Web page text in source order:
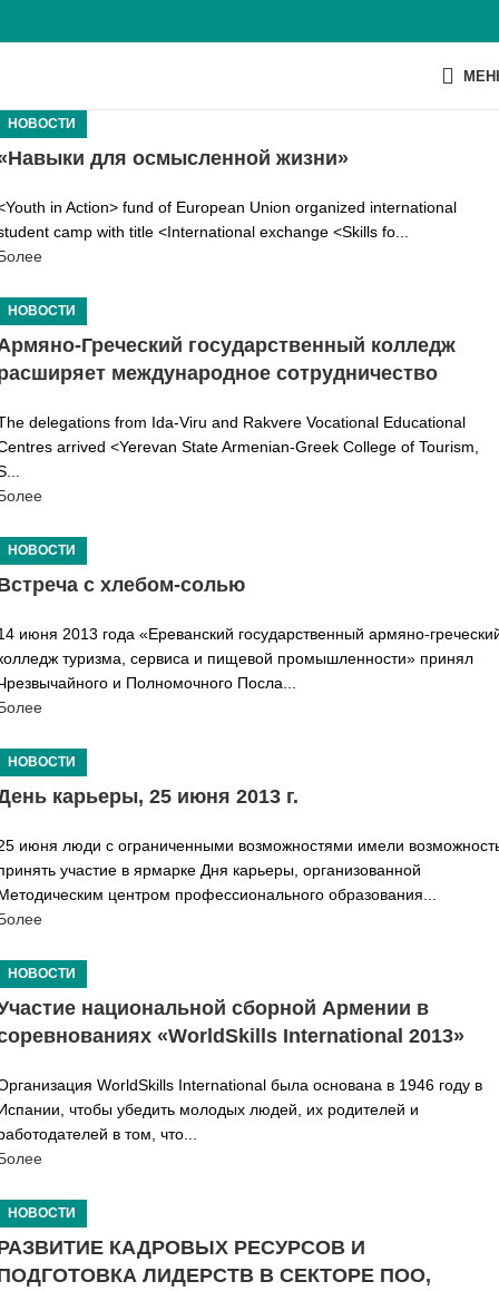
НОВОСТИ
для осмысленной жизни»
in Action> fund of European Union organized international
camp with title <International exchange <Skills fo...
НОВОСТИ
Греческий государственный колледж
международное сотрудничество
delegations from Ida-Viru and Rakvere Vocational Educational
arrived <Yerevan State Armenian-Greek College of Tourism,
НОВОСТИ
с хлебом-солью
июня 2013 года «Ереванский государственный армяно-
туризма, сервиса и пищевой промышленности» принял
и Полномочного Посла...
НОВОСТИ
карьеры, 25 июня 2013 г.
июня люди с ограниченными возможностями имели
участие в ярмарке Дня карьеры, организованной
центром профессионального образования...
НОВОСТИ
национальной сборной Армении в
«WorldSkills International 2013»
WorldSkills International была основана в 1946 году в
чтобы убедить молодых людей, их родителей и
в том, что...
НОВОСТИ
КАДРОВЫХ РЕСУРСОВ И
ЛИДЕРСТВ В СЕКТОРЕ ПОО,